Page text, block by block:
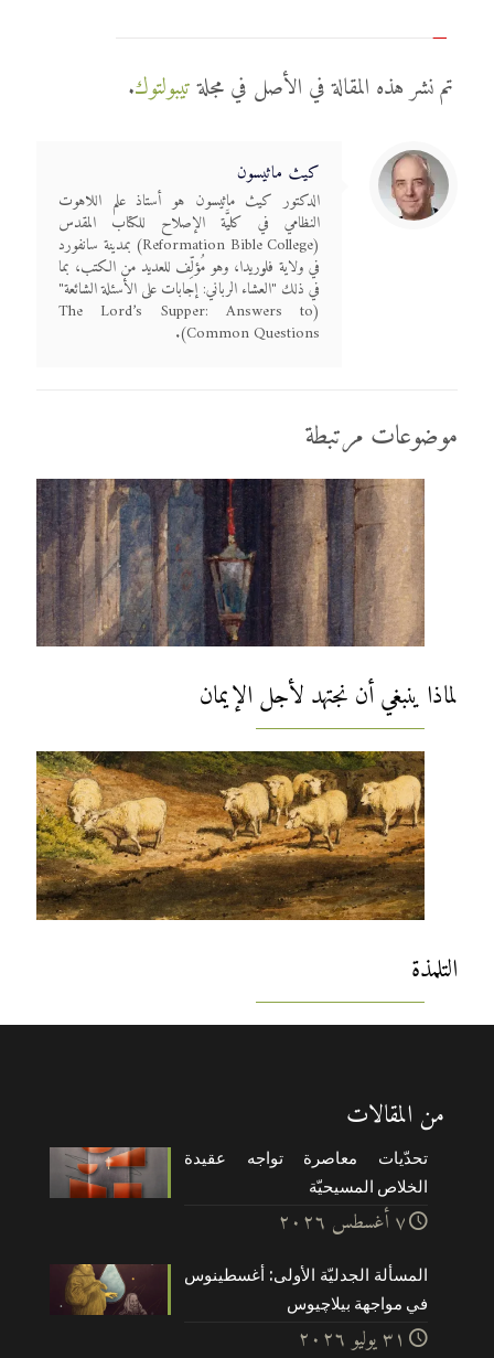
تم نشر هذه المقالة في الأصل في مجلةتيبولتوك.
كيث ماثيسون
الدكتور كيث ماثيسون هو أستاذ علم اللاهوت
النظامي في كليَّة الإصلاح للكتاب المقدس
(Reformation Bible College) بمدينة سانفورد
في ولاية فلوريدا، وهو مُؤلِّف للعديد من الكتب، بما
في ذلك "العشاء الرباني: إجابات على الأسئلة الشائعة"
(The Lord’s Supper: Answers to
Common Questions).
موضوعات مرتبطة
لماذا ينبغي أن نجتهد لأجل الإيمان
التلمذة
من المقالات
تحدّيات معاصرة تواجه عقيدة
الخلاص المسيحيّة
۷ أغسطس ۲۰۲٦
المسألة الجدليّة الأولى: أغسطينوس
في مواجهة بيلاچيوس
۳۱ يوليو ۲۰۲٦